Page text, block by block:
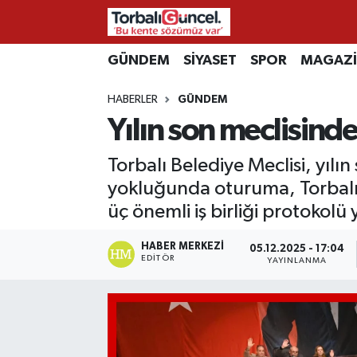
GÜNDEM SİYASET SPOR
HABERLER GÜNDEM
Yılın son
Torbalı Belediye Meclisi,
yokluğunda oturuma,
üç önemli iş birliği protokolü
HABER MERKEZI
EDITÖR
05.12.2025 - 17:04
YAYINLANMA
İzmir Nöbetçi Eczaneler
İzmir Hava Durumu
İzmir Namaz Vakitleri
İzmir Trafik Yoğunluk Haritası
Süper Lig Puan Durumu ve Fikstür
Tüm Manşetler
Son Dakika Haberleri